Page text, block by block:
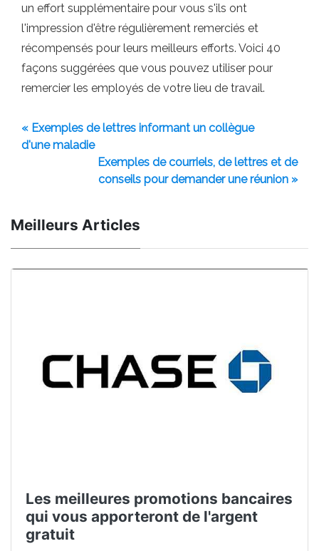
un effort supplémentaire pour vous s'ils ont
l'impression d'être régulièrement remerciés et
récompensés pour leurs meilleurs efforts. Voici 40
façons suggérées que vous pouvez utiliser pour
remercier les employés de votre lieu de travail.
« Exemples de lettres informant un collègue
d'une maladie
Exemples de courriels, de lettres et de
conseils pour demander une réunion »
Meilleurs Articles
Les meilleures promotions bancaires
qui vous apporteront de l'argent
gratuit